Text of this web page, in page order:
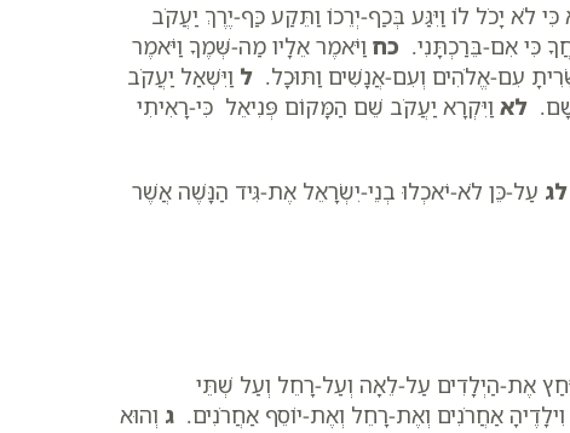
כִּי לֹא יָכֹל לוֹ וַיִּגַּע בְּכַף-יְרֵכוֹ וַתֵּקַע כַּף-יֶרֶךְ יַעֲקֹב
כִּי אִם-בֵּרַכְתָּנִי. כח וַיֹּאמֶר אֵלָיו מַה-שְּׁמֶךָ וַיֹּאמֶר
עִם-אֱלֹהִים וְעִם-אֲנָשִׁים וַתּוּכָל. ל וַיִּשְׁאַל יַעֲקֹב
לא וַיִּקְרָא יַעֲקֹב שֵׁם הַמָּקוֹם פְּנִיאֵל כִּי-רָאִיתִי
לג עַל-כֵּן לֹא-יֹאכְלוּ בְנֵי-יִשְׂרָאֵל אֶת-גִּיד הַנָּשֶׁה אֲשֶׁר
אֶת-הַיְלָדִים עַל-לֵאָה וְעַל-רָחֵל וְעַל שְׁתֵּי
אַחֲרֹנִים וְאֶת-רָחֵל וְאֶת-יוֹסֵף אַחֲרֹנִים. ג וְהוּא